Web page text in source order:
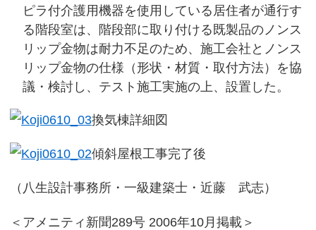
ピラ付介護用機器を使用している居住者が通行す
る階段室は、階段部に取り付ける既製品のノンス
リップ金物は耐力不足のため、施工会社とノンス
リップ金物の仕様（形状・材質・取付方法）を協
議・検討し、テスト施工実施の上、設置した。
換気棟詳細図
傾斜屋根工事完了後
（八生設計事務所・一級建築士・近藤 武志）
＜アメニティ新聞289号 2006年10月掲載＞